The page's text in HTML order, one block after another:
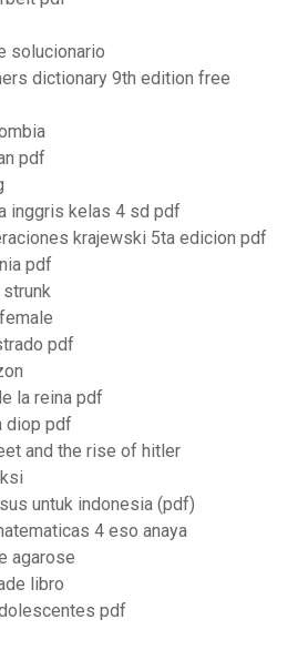
solucionario
dictionary 9th edition free
pdf
inggris kelas 4 sd pdf
krajewski 5ta edicion pdf
pdf
pdf
la reina pdf
diop pdf
and the rise of hitler
untuk indonesia (pdf)
4 eso anaya
agarose
libro
pdf